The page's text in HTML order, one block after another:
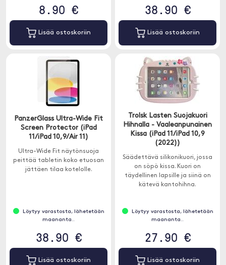
8.90 €
Lisää ostoskoriin
38.90 €
Lisää ostoskoriin
PanzerGlass Ultra-Wide Fit
Screen Protector (iPad
11/iPad 10,9/Air 11)
Ultra-Wide Fit näytönsuoja
peittää tabletin koko etuosan
jättäen tilaa kotelolle.
Löytyy varastosta, lähetetään
maananta..
38.90 €
Lisää ostoskoriin
Trolsk Lasten Suojakuori
Hihnalla - Vaaleanpunainen
Kissa (iPad 11/iPad 10,9
(2022))
Säädettävä silikonikuori, jossa
on söpö kissa. Kuori on
täydellinen lapsille ja siinä on
kätevä kantohihna.
Löytyy varastosta, lähetetään
maananta..
27.90 €
Lisää ostoskoriin